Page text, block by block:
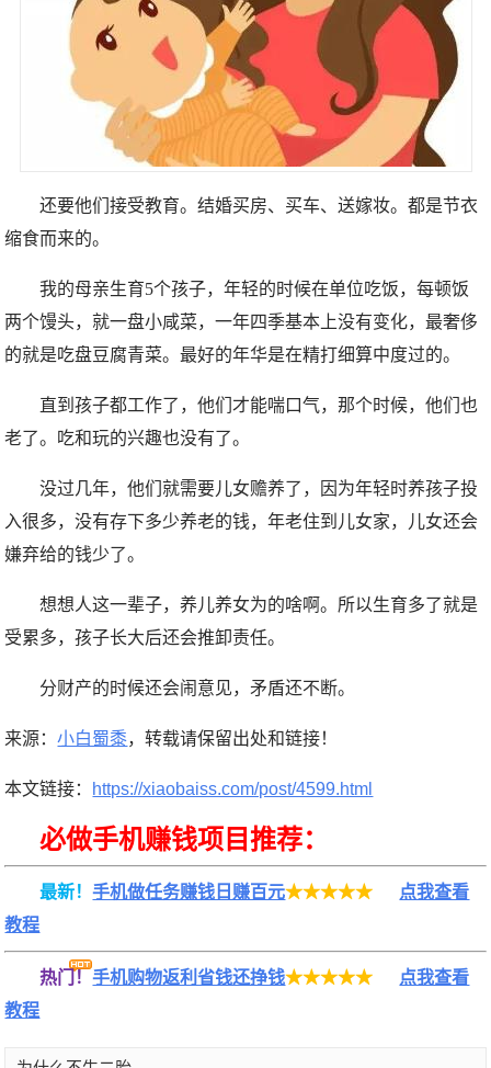
还要他们接受教育。结婚买房、买车、送嫁妆。都是节衣
缩食而来的。
我的母亲生育5个孩子，年轻的时候在单位吃饭，每顿饭
两个馒头，就一盘小咸菜，一年四季基本上没有变化，最奢侈
的就是吃盘豆腐青菜。最好的年华是在精打细算中度过的。
直到孩子都工作了，他们才能喘口气，那个时候，他们也
老了。吃和玩的兴趣也没有了。
没过几年，他们就需要儿女赡养了，因为年轻时养孩子投
入很多，没有存下多少养老的钱，年老住到儿女家，儿女还会
嫌弃给的钱少了。
想想人这一辈子，养儿养女为的啥啊。所以生育多了就是
受累多，孩子长大后还会推卸责任。
分财产的时候还会闹意见，矛盾还不断。
来源：小白蜀黍，转载请保留出处和链接！
本文链接： https://xiaobaiss.com/post/4599.html
必做手机赚钱项目推荐：
最新！手机做任务赚钱日赚百元★★★★★
点我查看
教程
热门！手机购物返利省钱还挣钱★★★★★
点我查看
教程